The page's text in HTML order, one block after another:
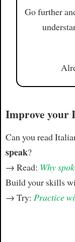
Go further
Improve your
Can you read
speak?
→ Read: Why
Build your skills
→ Try: Practice